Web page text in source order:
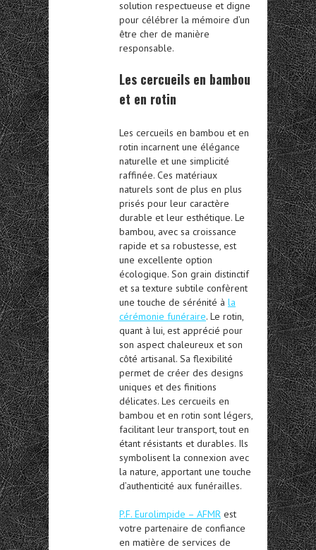
solution respectueuse et digne
pour célébrer la mémoire d’un
être cher de manière
responsable.
Les cercueils en bambou
et en rotin
Les cercueils en bambou et en
rotin incarnent une élégance
naturelle et une simplicité
raffinée. Ces matériaux
naturels sont de plus en plus
prisés pour leur caractère
durable et leur esthétique. Le
bambou, avec sa croissance
rapide et sa robustesse, est
une excellente option
écologique. Son grain distinctif
et sa texture subtile confèrent
une touche de sérénité à la
cérémonie funéraire. Le rotin,
quant à lui, est apprécié pour
son aspect chaleureux et son
côté artisanal. Sa flexibilité
permet de créer des designs
uniques et des finitions
délicates. Les cercueils en
bambou et en rotin sont légers,
facilitant leur transport, tout en
étant résistants et durables. Ils
symbolisent la connexion avec
la nature, apportant une touche
d’authenticité aux funérailles.
P.F. Eurolimpide – AFMR est
votre partenaire de confiance
en matière de services de